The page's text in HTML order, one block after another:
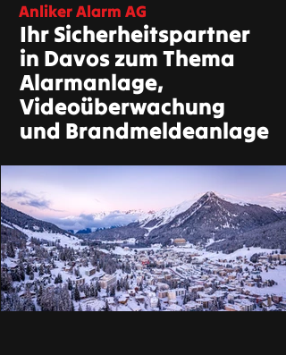
Anliker Alarm AG
Ihr Sicherheitspartner
in Davos zum Thema
Alarmanlage,
Videoüberwachung
und Brandmeldeanlage